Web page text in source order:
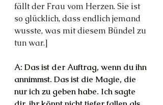
fällt der Frau vom Herzen. Sie ist
so glücklich, dass endlich jemand
wusste, was mit diesem Bündel zu
tun war.]
A: Das ist der Auftrag, wenn du ihn
annimmst. Das ist die Magie, die
nur ich zu geben habe. Ich sagte